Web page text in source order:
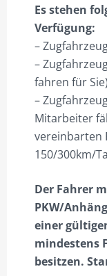
Es stehen
Verfügung:
–
–
fahren für Sie)
–
Mitarbeiter
vereinbarten
150/300km/
Der Fahrer
PKW/
einer
mindestens
besitzen.